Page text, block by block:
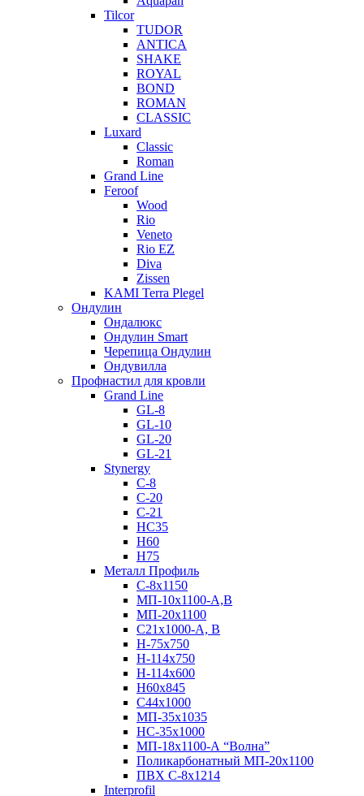
Tilcor
TUDOR
ANTICA
SHAKE
ROYAL
BOND
ROMAN
CLASSIC
Luxard
Classic
Roman
Grand Line
Feroof
Wood
Rio
Veneto
Rio EZ
Diva
Zissen
KAMI Terra Plegel
Ондулин
Ондалюкс
Ондулин Smart
Черепица Ондулин
Ондувилла
Профнастил для кровли
Grand Line
GL-8
GL-10
GL-20
GL-21
Stynergy
C-8
C-20
C-21
НС35
Н60
H75
Металл Профиль
С-8х1150
МП-10x1100-А,В
МП-20х1100
С21х1000-А, В
H-75х750
Н-114х750
Н-114х600
Н60х845
С44х1000
МП-35х1035
НС-35х1000
МП-18х1100-А “Волна”
Поликарбонатный МП-20х1100
ПВХ С-8х1214
Interprofil